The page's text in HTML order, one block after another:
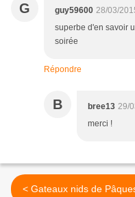
G guy59600 28/03/
superbe d'en savoir
soirée
Répondre
B bree13 29/
merci !
< Gateaux nids de